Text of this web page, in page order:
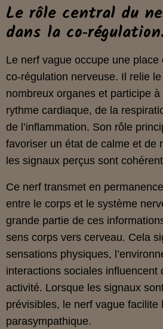
Le rôle central du
dans la
Le nerf vague occupe une
co‑régulation nerveuse. Il relie
nombreux organes et participe
rythme cardiaque, de la
de l’inflammation. Son rôle
favoriser un état de calme et de
les signaux perçus sont
Ce nerf transmet en
entre le corps et le système
grande partie de ces
sens corps vers cerveau. Cela
sensations physiques,
interactions sociales influencent
activité. Lorsque les signaux
prévisibles, le nerf vague facilite
parasympathique.